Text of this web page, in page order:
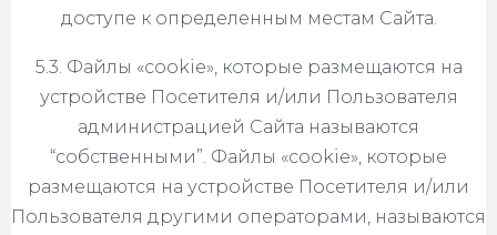
доступе к определенным местам Сайта.
5.3. Файлы «cookie», которые размещаются на
устройстве Посетителя и/или Пользователя
администрацией Сайта называются
“собственными”. Файлы «cookie», которые
размещаются на устройстве Посетителя и/или
Пользователя другими операторами, называются